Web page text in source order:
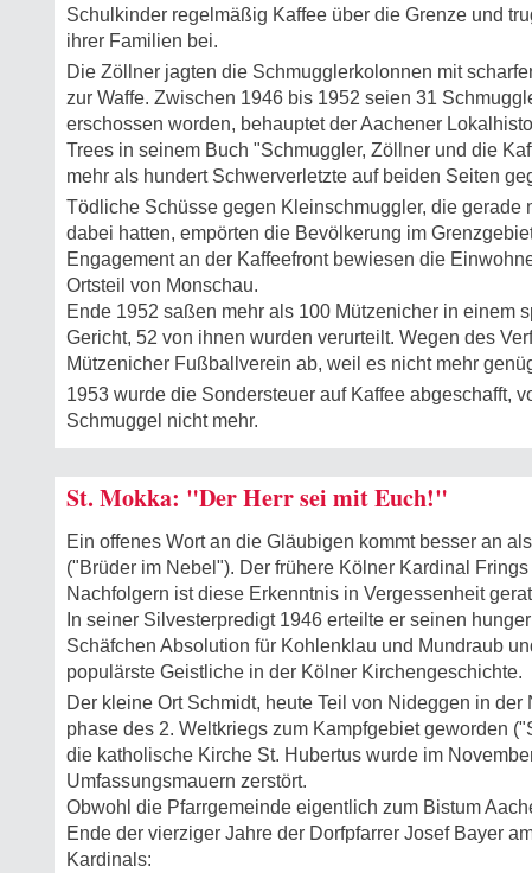
Schulkinder regelmäßig Kaffee über die Grenze und
ihrer Familien bei.
Die Zöllner jagten die Schmugglerkolonnen mit
zur Waffe. Zwischen 1946 bis 1952 seien 31
erschossen worden, behauptet der Aachener
Trees in seinem Buch "Schmuggler, Zöllner und die
mehr als hundert Schwerverletzte auf beiden Seiten
Tödliche Schüsse gegen Kleinschmuggler, die gerade
dabei hatten, empörten die Bevölkerung im
Engagement an der Kaffeefront bewiesen die
Ortsteil von Monschau.
Ende 1952 saßen mehr als 100 Mützenicher in einem
Gericht, 52 von ihnen wurden verurteilt. Wegen des
Mützenicher Fußballverein ab, weil es nicht mehr
1953 wurde die Sondersteuer auf Kaffee abgeschafft,
Schmuggel nicht mehr.
St. Mokka: "Der Herr sei mit Euch!"
Ein offenes Wort an die Gläubigen kommt besser an
("Brüder im Nebel"). Der frühere Kölner Kardinal
Nachfolgern ist diese Erkenntnis in Vergessenheit
In seiner Silvesterpredigt 1946 erteilte er seinen
Schäfchen Absolution für Kohlenklau und Mundraub
populärste Geistliche in der Kölner Kirchengeschichte.
Der kleine Ort Schmidt, heute Teil von Nideggen in
phase des 2. Weltkriegs zum Kampfgebiet geworden
die katholische Kirche St. Hubertus wurde im
Umfassungs­mauern zerstört.
Obwohl die Pfarrgemeinde eigentlich zum Bistum
Ende der vierziger Jahre der Dorfpfarrer Josef Bayer
Kardinals: